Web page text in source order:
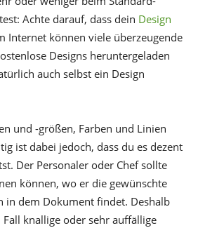
Achte darauf, dass dein Design
Internet können viele überzeugende
Designs heruntergeladen
auch selbst ein Design
und -größen, Farben und Linien
ist dabei jedoch, dass du es dezent
Der Personaler oder Chef sollte
können, wo er die gewünschte
in dem Dokument findet. Deshalb
knallige oder sehr auffällige